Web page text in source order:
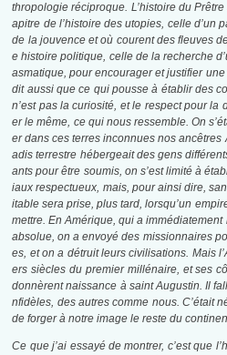
thropologie réciproque. L’histoire du
apitre de l’histoire des utopies, celle d’un
de la jouvence et où courent des fleuves
e histoire politique, celle de la recherche
asmatique, pour encourager et justifier
dit aussi que ce qui pousse à établir des
n’est pas la curiosité, et le respect pour la
er le même, ce qui nous ressemble. On
er dans ces terres inconnues nos
adis terrestre hébergeait des gens
ants pour être soumis, on s’est limité à
iaux respectueux, mais, pour ainsi dire,
itable sera prise, plus tard, lorsqu’un
mettre. En Amérique, qui a
absolue, on a envoyé des missionnaires
es, et on a détruit leurs civilisations. Mais
ers siècles du premier millénaire, et ses
donnèrent naissance à saint Augustin. Il
nfidèles, des autres comme nous. C’était
de forger à notre image le reste du
Ce que j’ai essayé de montrer, c’est que